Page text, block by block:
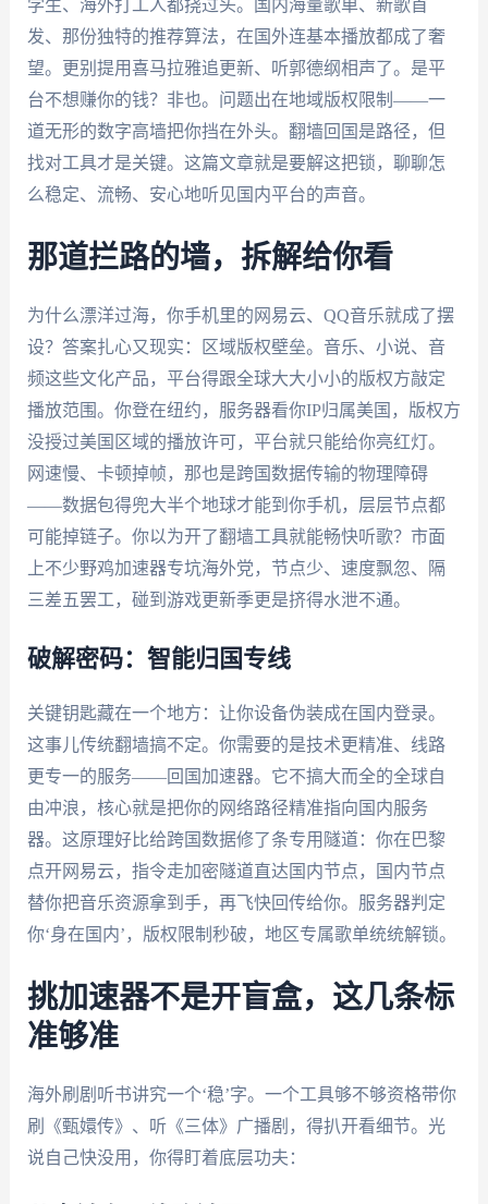
学生、海外打工人都挠过头。国内海量歌单、新歌首
发、那份独特的推荐算法，在国外连基本播放都成了奢
望。更别提用喜马拉雅追更新、听郭德纲相声了。是平
台不想赚你的钱？非也。问题出在地域版权限制——一
道无形的数字高墙把你挡在外头。翻墙回国是路径，但
找对工具才是关键。这篇文章就是要解这把锁，聊聊怎
么稳定、流畅、安心地听见国内平台的声音。
那道拦路的墙，拆解给你看
为什么漂洋过海，你手机里的网易云、QQ音乐就成了摆
设？答案扎心又现实：区域版权壁垒。音乐、小说、音
频这些文化产品，平台得跟全球大大小小的版权方敲定
播放范围。你登在纽约，服务器看你IP归属美国，版权方
没授过美国区域的播放许可，平台就只能给你亮红灯。
网速慢、卡顿掉帧，那也是跨国数据传输的物理障碍
——数据包得兜大半个地球才能到你手机，层层节点都
可能掉链子。你以为开了翻墙工具就能畅快听歌？市面
上不少野鸡加速器专坑海外党，节点少、速度飘忽、隔
三差五罢工，碰到游戏更新季更是挤得水泄不通。
破解密码：智能归国专线
关键钥匙藏在一个地方：让你设备伪装成在国内登录。
这事儿传统翻墙搞不定。你需要的是技术更精准、线路
更专一的服务——回国加速器。它不搞大而全的全球自
由冲浪，核心就是把你的网络路径精准指向国内服务
器。这原理好比给跨国数据修了条专用隧道：你在巴黎
点开网易云，指令走加密隧道直达国内节点，国内节点
替你把音乐资源拿到手，再飞快回传给你。服务器判定
你‘身在国内’，版权限制秒破，地区专属歌单统统解锁。
挑加速器不是开盲盒，这几条标
准够准
海外刷剧听书讲究一个‘稳’字。一个工具够不够资格带你
刷《甄嬛传》、听《三体》广播剧，得扒开看细节。光
说自己快没用，你得盯着底层功夫：